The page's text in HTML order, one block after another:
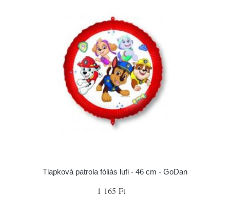
Tlapková patrola fóliás lufi - 46 cm - GoDan
1 165 Ft